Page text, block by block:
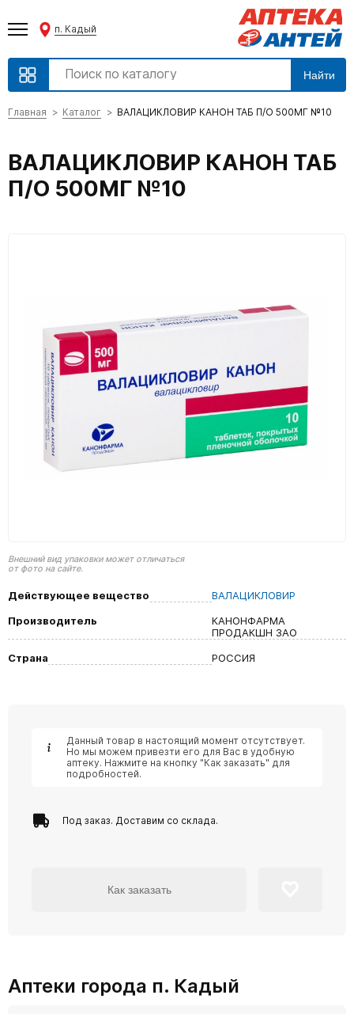
п. Кадый
Найти
Главная Каталог ВАЛАЦИКЛОВИР КАНОН ТАБ П/О 500МГ №10
ВАЛАЦИКЛОВИР КАНОН ТАБ
П/О 500МГ №10
Внешний вид упаковки может отличаться
от фото на сайте.
Действующее вещество
ВАЛАЦИКЛОВИР
Производитель
КАНОНФАРМА
ПРОДАКШН ЗАО
Страна
РОССИЯ
Данный товар в настоящий момент отсутствует.
Но мы можем привезти его для Вас в удобную
аптеку. Нажмите на кнопку "Как заказать" для
подробностей.
Под заказ. Доставим со склада.
Как заказать
Аптеки города п. Кадый